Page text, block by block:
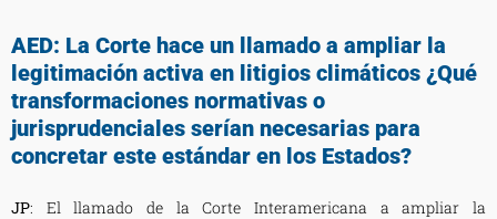
AED: La Corte hace un llamado a ampliar la
legitimación activa en litigios climáticos ¿Qué
transformaciones normativas o
jurisprudenciales serían necesarias para
concretar este estándar en los Estados?
JP: El llamado de la Corte Interamericana a ampliar la